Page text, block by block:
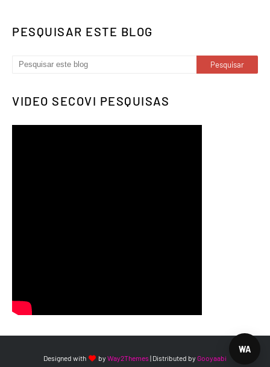
PESQUISAR ESTE BLOG
VIDEO SECOVI PESQUISAS
Designed with by Way2Themes| Distributed by Gooyaabi
WA